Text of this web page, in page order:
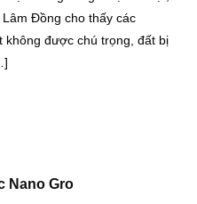
Đồng cho thấy các
không được chú trọng, đất bị
Nano Gro